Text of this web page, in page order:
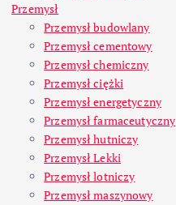
Przemysł
Przemysł budowlany
Przemysł cementowy
Przemysł chemiczny
Przemysł ciężki
Przemysł energetyczny
Przemysł farmaceutyczny
Przemysł hutniczy
Przemysł Lekki
Przemysł lotniczy
Przemysł maszynowy